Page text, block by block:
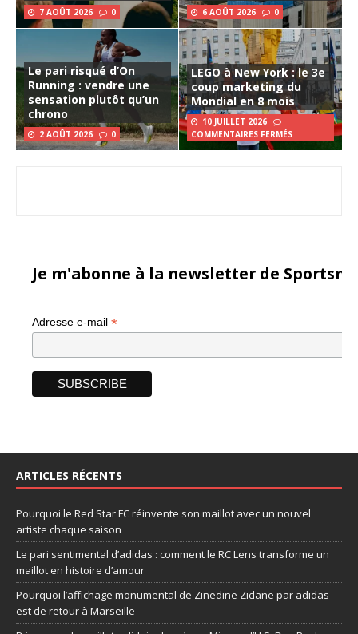
7 AOÛT 2026 0 6 AOÛT 2026 0
Le pari risqué d’On
Running : vendre une
sensation plutôt qu’un
chrono
2 AOÛT 2026 0
LEGO à New York : le 3e
coup marketing du
Mondial en 8 mois
10 JUILLET 2026
COMMENTAIRES FERMÉS
Je m'abonne à la newsletter de
Adresse e-mail *
ARTICLES RÉCENTS
Pourquoi le Red Star FC réinvente son maillot avec un nouvel
artiste chaque saison
Le pari sentimental d’adidas : comment le RC Lens transforme un
maillot en histoire d’amour
Pourquoi l’affichage monumental de Zinedine Zidane par adidas
est de retour à Marseille